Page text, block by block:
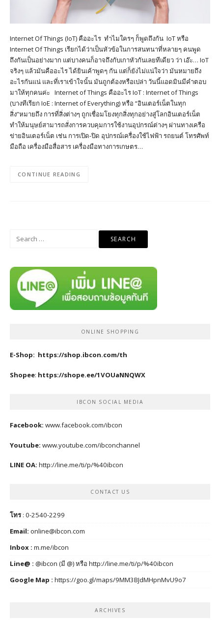
Internet Of Things (IoT) คืออะไร ทำไมใครๆ ก็พูดถึงกัน IoT หรือ
Internet Of Things เรียกได้ว่าเป็นหัวข้อในการสนทนาที่หลายๆ คนพูด
ถึงกันเป็นอย่างมาก แต่บางคนก็อาจถึงกับเกาหัวกันเลยทีเดียว ว่า เอ๊ะ… IoT
จริงๆ แล้วมันคืออะไร ได้ยินเค้าพูดๆ กัน แต่ก็ยังไม่แน่ใจว่า มันหมายถึง
อะไรกันแน่ และที่เราเข้าใจนั้น มันถูกต้องหรือเปล่า วันนี้แอดมินมีคำตอบ
มาให้ทุกคนค่ะ Internet of Things คืออะไร IoT : Internet of Things
(บางทีเรียก IoE : Internet of Everything) หรือ “อินเตอร์เน็ตในทุก
สิ่ง”หมายถึง การที่สิ่งต่างๆ ถูกเชื่อมโยงทุกสิ่งทุกอย่างสู่โลกอินเตอร์เน็ต
ทำให้มนุษย์สามารถสั่งการควบคุมการใช้งานอุปกรณ์ต่างๆ ผ่านทางเครือ
ข่ายอินเตอร์เน็ต เช่น การเปิด-ปิด อุปกรณ์เครื่องใช้ไฟฟ้า รถยนต์ โทรศัพท์
มือถือ เครื่องมือสื่อสาร เครื่องมือทางการเกษตร…
CONTINUE READING
Search
ONLINE SHOPPING
E-Shop: https://shop.ibcon.com/th
Shopee: https://shope.ee/1VOUaNNQWX
IBCON SOCIAL MEDIA
Facebook: www.facebook.com/ibcon
Youtube: www.youtube.com/ibconchannel
LINE OA: http://line.me/ti/p/%40ibcon
CONTACT US
โทร: 0-2540-2299
Email: online@ibcon.com
Inbox : m.me/ibcon
Line@ : @ibcon (มี @) หรือ http://line.me/ti/p/%40ibcon
Google Map : https://goo.gl/maps/9MM3BJdMHpnMvU9o7
ARCHIVES